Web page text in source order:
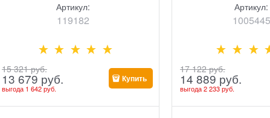
Артикул:
119182
15 321 руб.
13 679 руб.
выгода 1 642 руб.
Купить
Артикул:
1005445
17 122 руб.
14 889 руб.
выгода2 233 руб.